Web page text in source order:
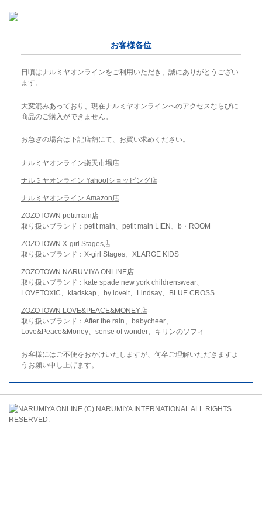
お客様各位
日頃はナルミヤオンラインをご利用いただき、誠にありがとうござい
ます。
大変混みあっており、現在ナルミヤオンラインへのアクセスならびに
商品のご購入ができません。
お急ぎの場合は下記店舗にて、お買い求めください。
ナルミヤオンライン楽天市場店
ナルミヤオンライン Yahoo!ショッピング店
ナルミヤオンライン Amazon店
ZOZOTOWN petitmain店
取り扱いブランド：petit main、petit main LIEN、b・ROOM
ZOZOTOWN X-girl Stages店
取り扱いブランド：X-girl Stages、XLARGE KIDS
ZOZOTOWN NARUMIYA ONLINE店
取り扱いブランド：kate spade new york childrenswear、
LOVETOXIC、kladskap、by loveit、Lindsay、BLUE CROSS
ZOZOTOWN LOVE&PEACE&MONEY店
取り扱いブランド：After the rain、babycheer、
Love&Peace&Money、sense of wonder、キリンのソフィ
お客様にはご不便をおかけいたしますが、何卒ご理解いただきますよ
うお願い申し上げます。